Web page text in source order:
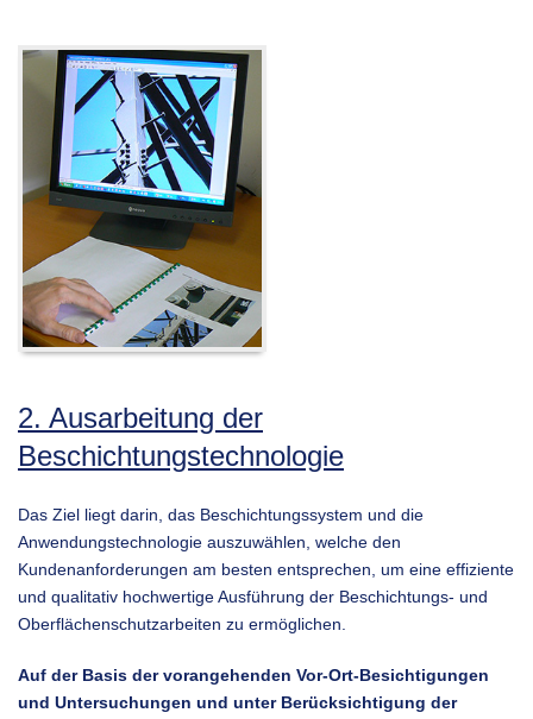
2. Ausarbeitung der
Beschichtungstechnologie
Das Ziel liegt darin, das Beschichtungssystem und die
Anwendungstechnologie auszuwählen, welche den
Kundenanforderungen am besten entsprechen, um eine effiziente
und qualitativ hochwertige Ausführung der Beschichtungs- und
Oberflächenschutzarbeiten zu ermöglichen.
Auf der Basis der vorangehenden Vor-Ort-Besichtigungen
und Untersuchungen und unter Berücksichtigung der